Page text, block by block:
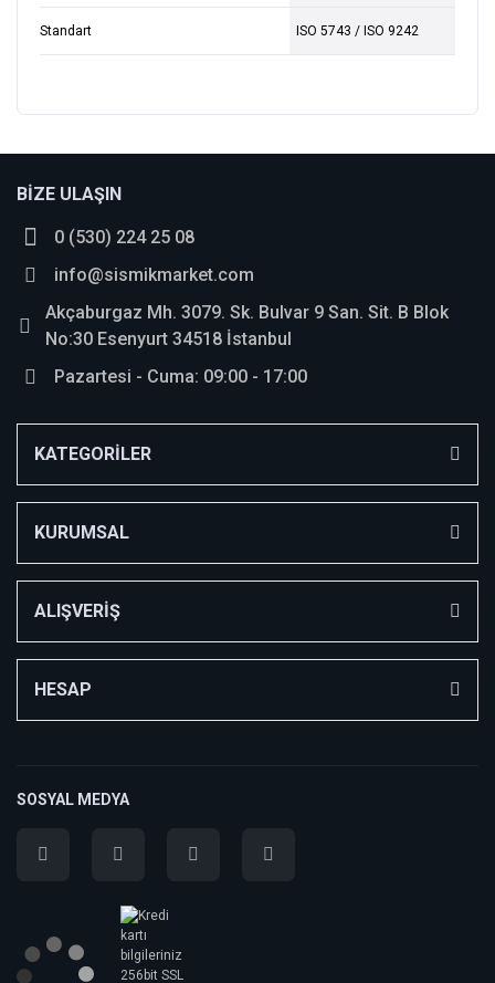
Standart ISO 5743 / ISO 9242
BİZE ULAŞIN
0 (530) 224 25 08
info@sismikmarket.com
Akçaburgaz Mh. 3079. Sk. Bulvar 9 San. Sit. B Blok
No:30 Esenyurt 34518 İstanbul
Pazartesi - Cuma: 09:00 - 17:00
KATEGORİLER
KURUMSAL
ALIŞVERİŞ
HESAP
SOSYAL MEDYA